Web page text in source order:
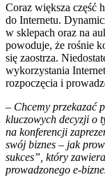
Coraz większa część
do Internetu.
w sklepach oraz na
powoduje, że rośnie
się zaostrza.
wykorzystania
rozpoczęcia i
– Chcemy przekazać
kluczowych decyzji o
na konferencji
swój biznes – jak
sukces”, który
prowadzonego e-